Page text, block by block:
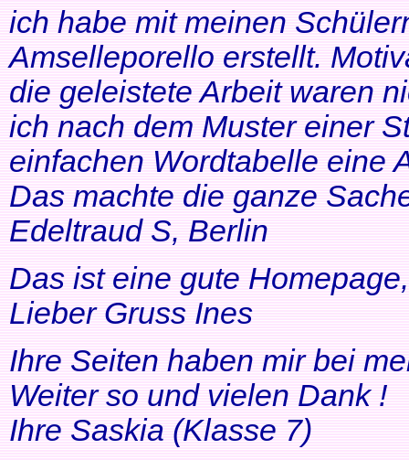
ich habe mit meinen
Amselleporello erstellt.
die geleistete Arbeit waren
ich nach dem Muster einer
einfachen Wordtabelle eine
Das machte die ganze
Edeltraud S, Berlin
Das ist eine gute
Lieber Gruss Ines
Ihre Seiten haben mir bei
Weiter so und vielen Dank !
Ihre Saskia (Klasse 7)